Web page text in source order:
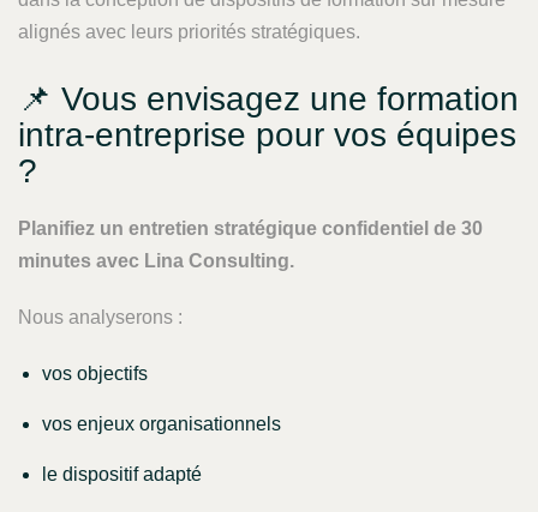
alignés avec leurs priorités stratégiques.
📌 Vous envisagez une formation
intra-entreprise pour vos équipes
?
Planifiez un entretien stratégique confidentiel de 30
minutes avec Lina Consulting.
Nous analyserons :
vos objectifs
vos enjeux organisationnels
le dispositif adapté